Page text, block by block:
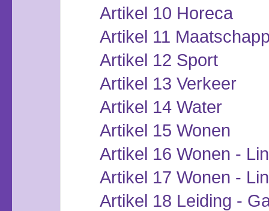
Artikel 10 Horeca
Artikel 11
Artikel 12 Sport
Artikel 13 Verkeer
Artikel 14 Water
Artikel 15 Wonen
Artikel 16 Wonen -
Artikel 17 Wonen -
Artikel 18 Leiding -